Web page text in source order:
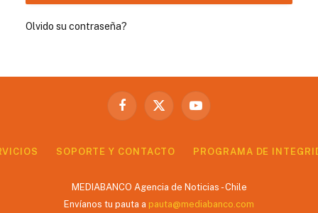
Olvido su contraseña?
Facebook
X
YouTube
SOPORTE Y CONTACTO PROGRAMA DE
MEDIABANCO Agencia de Noticias - Chile
Envíanos tu pauta a pauta@mediabanco.com